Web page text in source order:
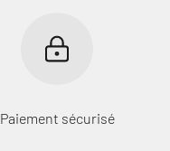
Paiement sécurisé